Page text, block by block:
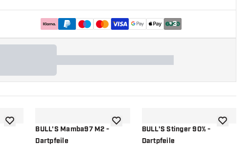
+3
Zur Wunschliste hinzufügen
BULL'S Mamba97 M2 -
Dartpfeile
Zur Wunschliste hinzufügen
BULL'S Stinger 90% -
Dartpfeile
Zur